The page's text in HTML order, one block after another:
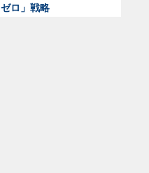
ゼロ」戦略